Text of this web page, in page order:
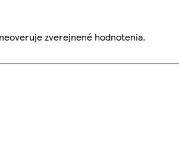
zverejnené hodnotenia.